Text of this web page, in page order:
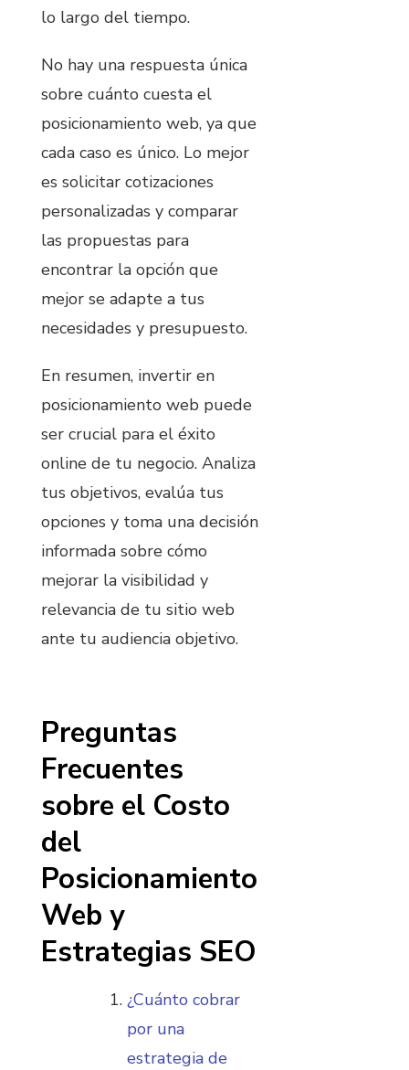
lo largo del tiempo.
No hay una respuesta única
sobre cuánto cuesta el
posicionamiento web, ya que
cada caso es único. Lo mejor
es solicitar cotizaciones
personalizadas y comparar
las propuestas para
encontrar la opción que
mejor se adapte a tus
necesidades y presupuesto.
En resumen, invertir en
posicionamiento web puede
ser crucial para el éxito
online de tu negocio. Analiza
tus objetivos, evalúa tus
opciones y toma una decisión
informada sobre cómo
mejorar la visibilidad y
relevancia de tu sitio web
ante tu audiencia objetivo.
Preguntas
Frecuentes
sobre el Costo
del
Posicionamiento
Web y
Estrategias SEO
¿Cuánto cobrar
por una
estrategia de